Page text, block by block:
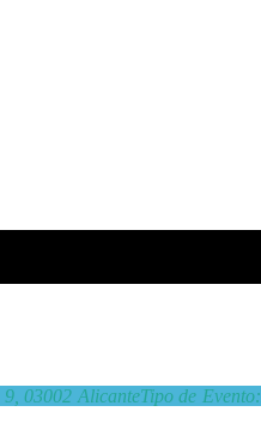
03002 AlicanteTipo de Evento: